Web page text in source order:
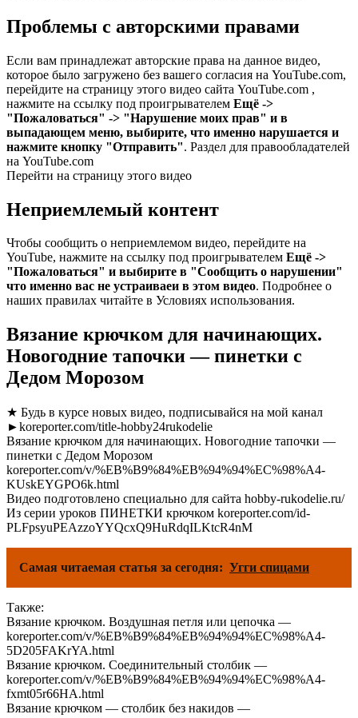
Проблемы с авторскими правами
Если вам принадлежат авторские права на данное видео,
которое было загружено без вашего согласия на YouTube.com,
перейдите на страницу этого видео сайта YouTube.com ,
нажмите на ссылку под проигрывателем Ещё ->
"Пожаловаться" -> "Нарушение моих прав" и в
выпадающем меню, выбирите, что именно нарушается и
нажмите кнопку "Отправить". Раздел для правообладателей
на YouTube.com
Перейти на страницу этого видео
Неприемлемый контент
Чтобы сообщить о неприемлемом видео, перейдите на
YouTube, нажмите на ссылку под проигрывателем Ещё ->
"Пожаловаться" и выбирите в "Сообщить о нарушении"
что именно вас не устраиваеи в этом видео. Подробнее о
наших правилах читайте в Условиях использования.
Вязание крючком для начинающих.
Новогодние тапочки — пинетки с
Дедом Морозом
★ Будь в курсе новых видео, подписывайся на мой канал
►koreporter.com/title-hobby24rukodelie
Вязание крючком для начинающих. Новогодние тапочки —
пинетки с Дедом Морозом
koreporter.com/v/%EB%B9%84%EB%94%94%EC%98%A4-
KUskEYGPO6k.html
Видео подготовлено специально для сайта hobby-rukodelie.ru/
Из серии уроков ПИНЕТКИ крючком koreporter.com/id-
PLFpsyuPEAzzoYYQcxQ9HuRdqILKtcR4nM
Самая читаемая статья за сегодня: Угги спицами
Также:
Вязание крючком. Воздушная петля или цепочка —
koreporter.com/v/%EB%B9%84%EB%94%94%EC%98%A4-
5D205FAKrYA.html
Вязание крючком. Соединительный столбик —
koreporter.com/v/%EB%B9%84%EB%94%94%EC%98%A4-
fxmt05r66HA.html
Вязание крючком — столбик без накидов —